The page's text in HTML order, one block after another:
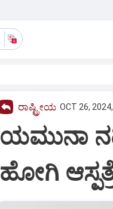
ರಾಷ್ಟ್ರೀಯ OCT 26,
ಯಮುನಾ
ಹೋಗಿ